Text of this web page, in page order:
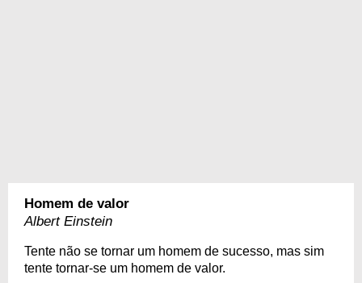
Homem de valor
Albert Einstein
Tente não se tornar um homem de sucesso, mas sim
tente tornar-se um homem de valor.